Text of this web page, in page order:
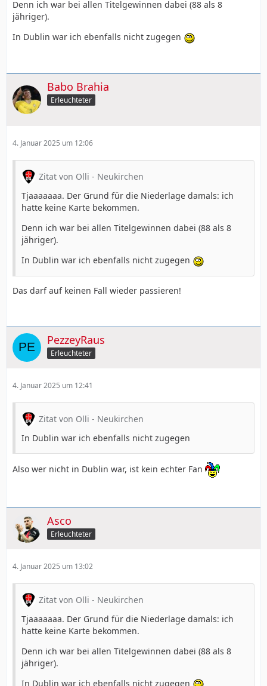
Denn ich war bei allen Titelgewinnen dabei (88 als 8
jähriger).
In Dublin war ich ebenfalls nicht zugegen
Babo Brahia
Erleuchteter
4. Januar 2025 um 12:06
Zitat von Olli - Neukirchen
Tjaaaaaaa. Der Grund für die Niederlage damals: ich
hatte keine Karte bekommen.
Denn ich war bei allen Titelgewinnen dabei (88 als 8
jähriger).
In Dublin war ich ebenfalls nicht zugegen
Das darf auf keinen Fall wieder passieren!
PezzeyRaus
Erleuchteter
4. Januar 2025 um 12:41
Zitat von Olli - Neukirchen
In Dublin war ich ebenfalls nicht zugegen
Also wer nicht in Dublin war, ist kein echter Fan
Asco
Erleuchteter
4. Januar 2025 um 13:02
Zitat von Olli - Neukirchen
Tjaaaaaaa. Der Grund für die Niederlage damals: ich
hatte keine Karte bekommen.
Denn ich war bei allen Titelgewinnen dabei (88 als 8
jähriger).
In Dublin war ich ebenfalls nicht zugegen